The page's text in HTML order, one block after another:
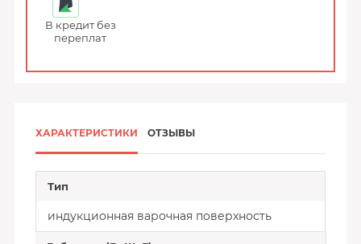
В кредит без
переплат
ХАРАКТЕРИСТИКИ ОТЗЫВЫ
Тип
индукционная варочная поверхность